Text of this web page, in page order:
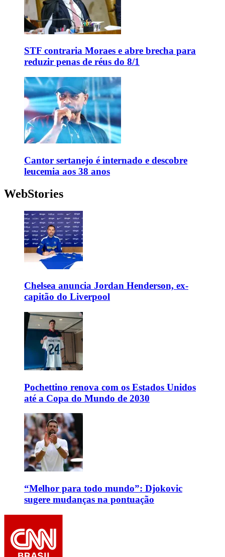
STF contraria Moraes e abre brecha para
reduzir penas de réus do 8/1
Cantor sertanejo é internado e descobre
leucemia aos 38 anos
WebStories
Chelsea anuncia Jordan Henderson, ex-
capitão do Liverpool
Pochettino renova com os Estados Unidos
até a Copa do Mundo de 2030
“Melhor para todo mundo”: Djokovic
sugere mudanças na pontuação